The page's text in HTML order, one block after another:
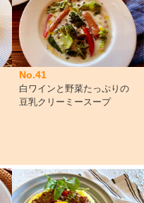
No.41
白ワインと野菜たっぷりの
豆乳クリーミースープ